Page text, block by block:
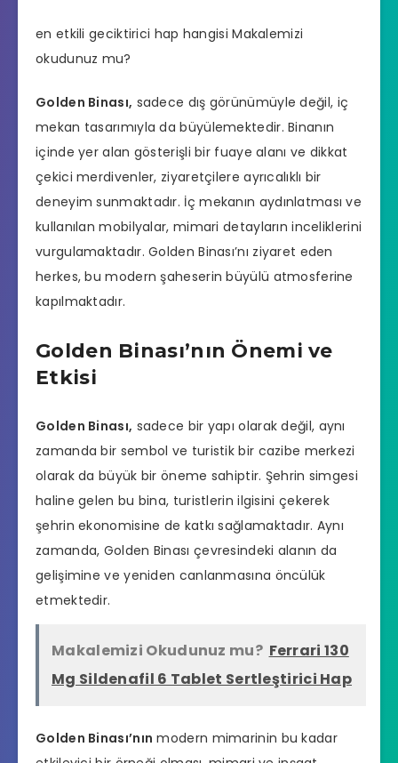
en etkili geciktirici hap hangisi Makalemizi
okudunuz mu?
Golden Binası, sadece dış görünümüyle değil, iç
mekan tasarımıyla da büyülemektedir. Binanın
içinde yer alan gösterişli bir fuaye alanı ve dikkat
çekici merdivenler, ziyaretçilere ayrıcalıklı bir
deneyim sunmaktadır. İç mekanın aydınlatması ve
kullanılan mobilyalar, mimari detayların inceliklerini
vurgulamaktadır. Golden Binası’nı ziyaret eden
herkes, bu modern şaheserin büyülü atmosferine
kapılmaktadır.
Golden Binası’nın Önemi ve
Etkisi
Golden Binası, sadece bir yapı olarak değil, aynı
zamanda bir sembol ve turistik bir cazibe merkezi
olarak da büyük bir öneme sahiptir. Şehrin simgesi
haline gelen bu bina, turistlerin ilgisini çekerek
şehrin ekonomisine de katkı sağlamaktadır. Aynı
zamanda, Golden Binası çevresindeki alanın da
gelişimine ve yeniden canlanmasına öncülük
etmektedir.
Makalemizi Okudunuz mu? Ferrari 130
Mg Sildenafil 6 Tablet Sertleştirici Hap
Golden Binası’nın modern mimarinin bu kadar